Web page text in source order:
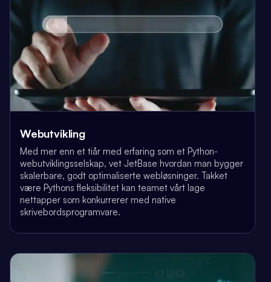
Webutvikling
Med mer enn et tiår med erfaring som et Python-
webutviklingsselskap, vet JetBase hvordan man bygger
skalerbare, godt optimaliserte webløsninger. Takket
være Pythons fleksibilitet kan teamet vårt lage
nettapper som konkurrerer med native
skrivebordsprogramvare.